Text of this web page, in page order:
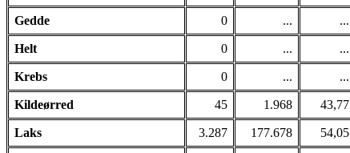
Gedde 0 ... ...
Helt 0 ... ...
Krebs 0 ... ...
Kildeørred 45 1.968 43,77
Laks 3.287 177.678 54,05